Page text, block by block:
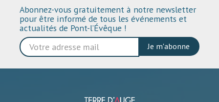
Abonnez-vous gratuitement à notre newsletter
pour être informé de tous les événements et
actualités de Pont-l’Évêque !
Je m'abonne